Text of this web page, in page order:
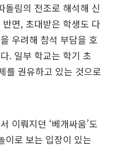
돌림의 전조로 해석해 신
면, 초대받은 학생도 다
우려해 참석 부담을 호
. 일부 학교는 학기 초
를 권유하고 있는 것으로
이뤄지던 ‘베개싸움’도
이로 보는 입장이 있는